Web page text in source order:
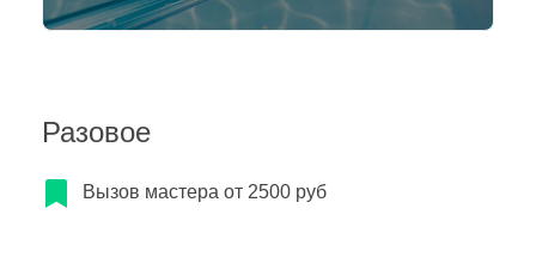
Разовое
Вызов мастера от 2500 руб